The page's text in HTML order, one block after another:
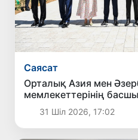
Саясат
Орталық Азия мен
мемлекеттерінің
үйінің ашылу рәсіміне
31 Шіл 2026, 17:02